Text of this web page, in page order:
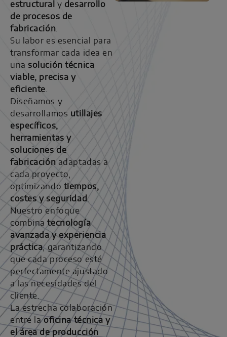
estructural
y desarrollo
de procesos de
fabricación
Su labor es esencial para
transformar cada idea en
una solución técnica
viable, precisa y
eficiente
Diseñamos y
desarrollamos utillajes
específicos,
herramientas y
soluciones de
fabricación adaptadas a
cada proyecto,
optimizando tiempos,
costes y seguridad.
Nuestro enfoque
combinatecnología
avanzada y experiencia
práctica, garantizando
que cada proceso esté
perfectamente ajustado
a las necesidades del
cliente.
La estrecha colaboración
entre laoficina técnica y
el área de producción